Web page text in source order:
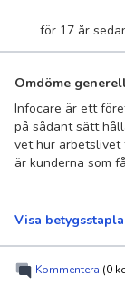
för 17 år
Omdöme
Infocare är ett
på sådant sätt
vet hur arbetslivet
är kunderna som
Visa
Kommentera (0